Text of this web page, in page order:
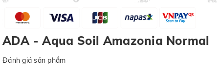
ADA - Aqua Soil Amazonia Normal
Đánh giá sản phẩm